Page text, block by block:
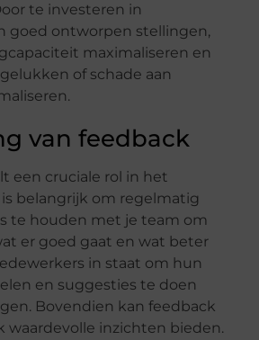
te investeren in
goed ontworpen stellingen,
maximaliseren en
of schade aan
van feedback
een cruciale rol in het
is belangrijk om regelmatig
te houden met je team om
er goed gaat en wat beter
in staat om hun
en suggesties te doen
Bovendien kan feedback
waardevolle inzichten bieden.